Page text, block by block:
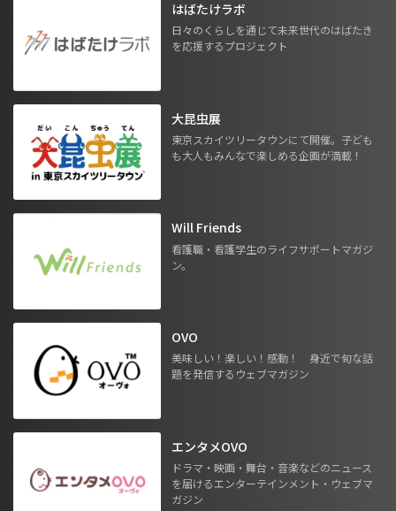
はばたけラボ
日々のくらしを通じて未来世代のはばたき
を応援するプロジェクト
大昆虫展
東京スカイツリータウンにて開催。子ども
も大人もみんなで楽しめる企画が満載！
Will Friends
看護職・看護学生のライフサポートマガジ
ン。
OVO
美味しい！楽しい！感動！ 身近で旬な話
題を発信するウェブマガジン
エンタメOVO
ドラマ・映画・舞台・音楽などのニュース
を届けるエンターテインメント・ウェブマ
ガジン